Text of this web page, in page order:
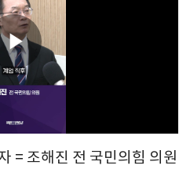
Play
Video
= 조해진 전 국민의힘 의원